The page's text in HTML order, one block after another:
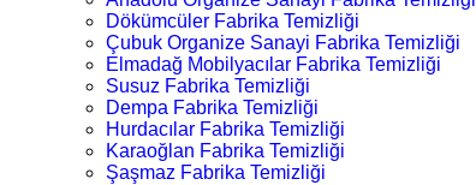
Dökümcüler Fabrika Temizliği
Çubuk Organize Sanayi Fabrika Temizliği
Elmadağ Mobilyacılar Fabrika Temizliği
Susuz Fabrika Temizliği
Dempa Fabrika Temizliği
Hurdacılar Fabrika Temizliği
Karaoğlan Fabrika Temizliği
Şaşmaz Fabrika Temizliği